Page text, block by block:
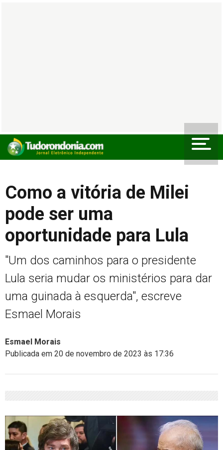
Como a vitória de Milei
pode ser uma
oportunidade para Lula
"Um dos caminhos para o presidente
Lula seria mudar os ministérios para dar
uma guinada à esquerda", escreve
Esmael Morais
Esmael Morais
Publicada em 20 de novembro de 2023 às 17:36